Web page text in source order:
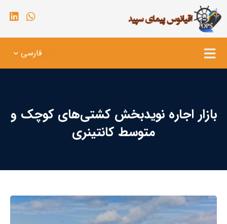
فارسی
بازار اجاره نوید‌بخش کشتی‌های کوچک و
متوسط کانتینری